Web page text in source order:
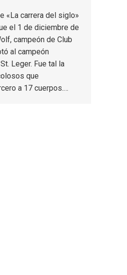
«La carrera del siglo»
el 1 de diciembre de
campeón de Club
al campeón
Leger. Fue tal la
que
a 17 cuerpos.…